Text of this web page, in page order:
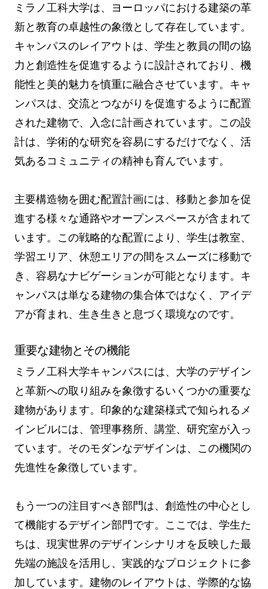
ミラノ工科大学は、ヨーロッパにおける建築の革
新と教育の卓越性の象徴として存在しています。
キャンパスのレイアウトは、学生と教員の間の協
力と創造性を促進するように設計されており、機
能性と美的魅力を慎重に融合させています。キャ
ンパスは、交流とつながりを促進するように配置
された建物で、入念に計画されています。この設
計は、学術的な研究を容易にするだけでなく、活
気あるコミュニティの精神も育んでいます。
主要構造物を囲む配置計画には、移動と参加を促
進する様々な通路やオープンスペースが含まれて
います。この戦略的な配置により、学生は教室、
学習エリア、休憩エリアの間をスムーズに移動で
き、容易なナビゲーションが可能となります。キ
ャンパスは単なる建物の集合体ではなく、アイデ
アが育まれ、生き生きと息づく環境なのです。
重要な建物とその機能
ミラノ工科大学キャンパスには、大学のデザイン
と革新への取り組みを象徴するいくつかの重要な
建物があります。印象的な建築様式で知られるメ
インビルには、管理事務所、講堂、研究室が入っ
ています。そのモダンなデザインは、この機関の
先進性を象徴しています。
もう一つの注目すべき部門は、創造性の中心とし
て機能するデザイン部門です。ここでは、学生た
ちは、現実世界のデザインシナリオを反映した最
先端の施設を活用し、実践的なプロジェクトに参
加しています。建物のレイアウトは、学際的な協